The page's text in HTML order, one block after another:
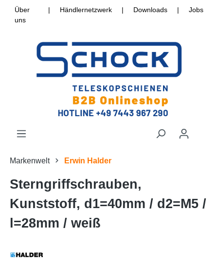
Über
uns
| Händlernetzwerk | Downloads | Jobs
Markenwelt Erwin Halder
Sterngriffschrauben,
Kunststoff, d1=40mm / d2=M5 /
l=28mm / weiß